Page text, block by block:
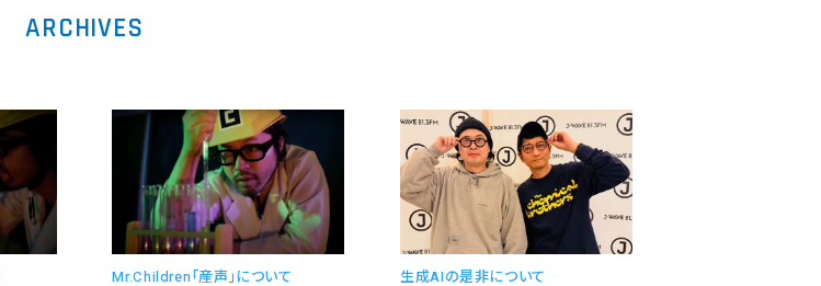
ARCHIVES
Mr.Children「産声」について 生成AIの是非について